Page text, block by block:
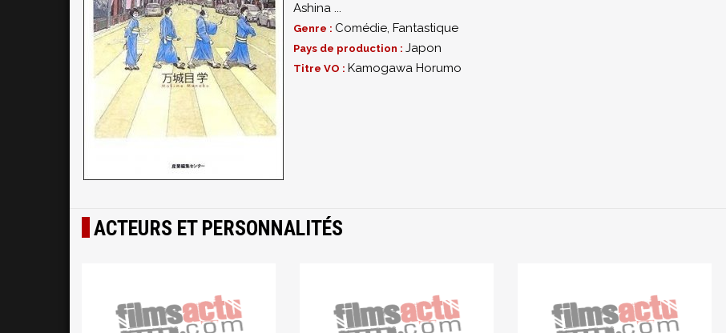
Ashina ...
Genre : Comédie, Fantastique
Pays de production : Japon
Titre VO : Kamogawa Horumo
ACTEURS ET PERSONNALITÉS